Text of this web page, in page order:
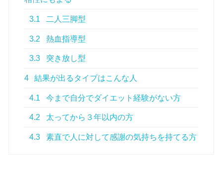
3.1 二人三脚型
3.2 熱血指導型
3.3 突き放し型
4 結果が出るタイプはこんな人
4.1 今まで自分でダイエット経験がない方
4.2 太ってから３年以内の方
4.3 素直で人に対して感謝の気持ちを持てる方